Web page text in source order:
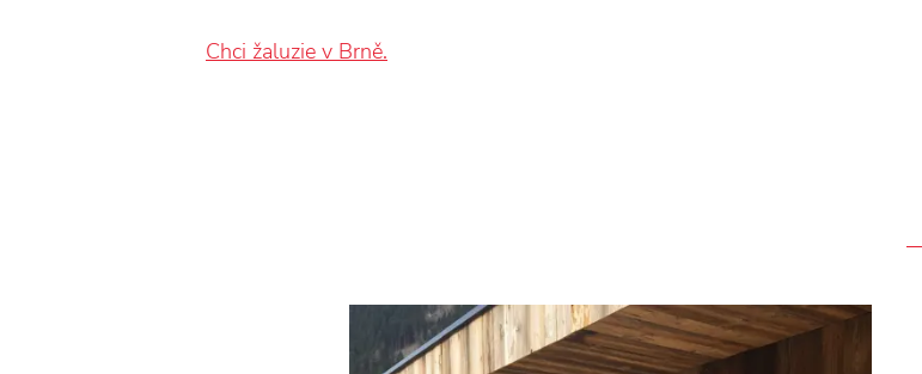
Chci žaluzie v Brně.